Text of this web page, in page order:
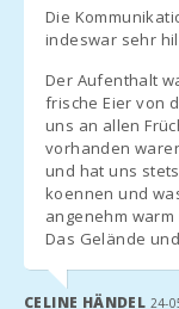
пляжу (км):
Калета Кала
Мільор (kм):
Відстань до
ресторанів (м):
Місто Алкудія
(км):
Місто Феланіткс
(км):
Туристичний збір
ДОДАТКОВА
Будь ласка,
організації вашого
провести
обов′язкові
Die
indeswar sehr
Der Aufenthalt
frische Eier von
uns an allen
vorhanden
und hat uns
koennen und
angenehm
Das Gelände
CELINE HÄNDEL 24-